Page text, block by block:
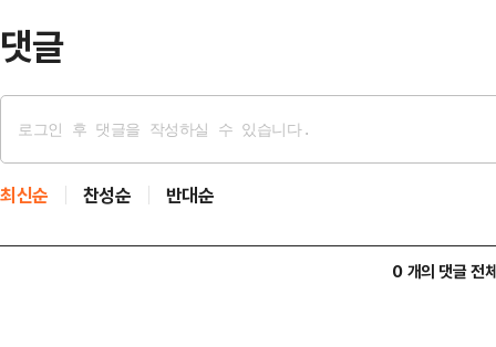
댓글
최신순 찬성순 반대순
0 개의 댓글 전